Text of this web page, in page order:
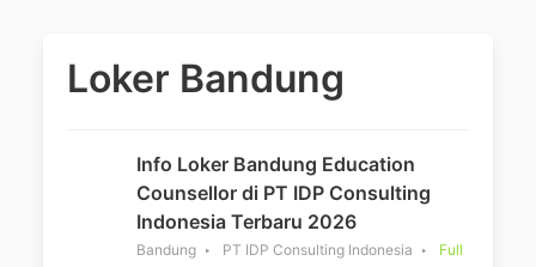
Loker Bandung
Info Loker Bandung Education
Counsellor di PT IDP Consulting
Indonesia Terbaru 2026
Bandung PT IDP Consulting Indonesia
Full